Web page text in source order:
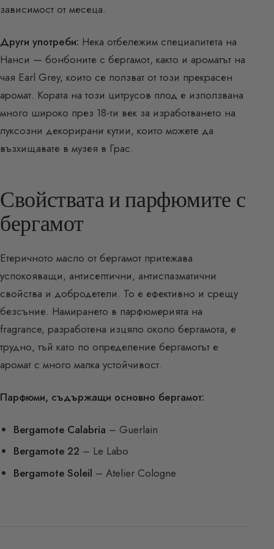
зависимост от месеца.
Други употреби: Нека отбележим специалитета на
Нанси — бонбоните с бергамот, както и ароматът на
чая Earl Grey, които се ползват от този прекрасен
аромат. Кората на този цитрусов плод е използвана
много широко през 18-ти век за изработването на
луксозни декорирани кутии, които можете да
възхищавате в музея в Грас.
Свойствата и парфюмите с
бергамот
Етеричното масло от бергамот притежава
успокояващи, антисептични, антиспазматични
свойства и добродетели. То е ефективно и срещу
безсъние. Намирането в парфюмерията на
fragrance, разработена изцяло около бергамота, е
трудно, тъй като по определение бергамотът е
аромат с много малка устойчивост.
Парфюми, съдържащи основно бергамот:
Bergamote Calabria – Guerlain
Bergamote 22 – Le Labo
Bergamote Soleil – Atelier Cologne